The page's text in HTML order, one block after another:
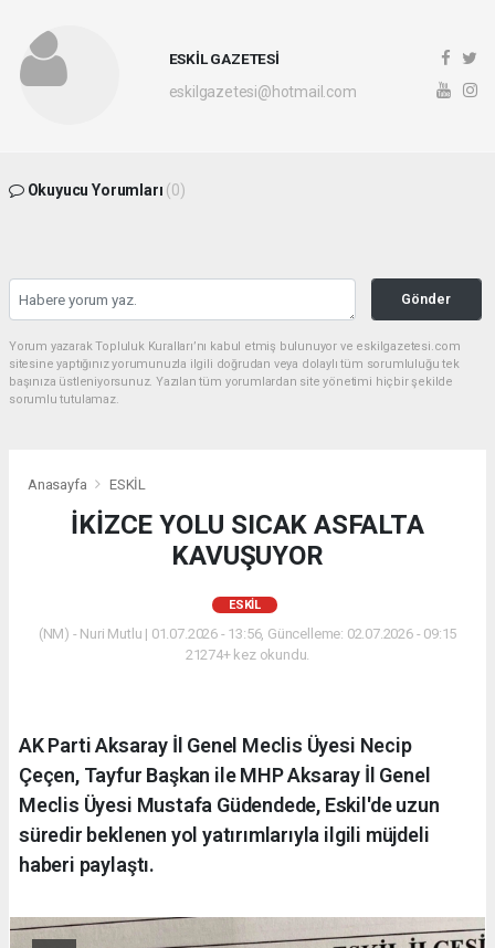
ESKİL GAZETESİ
eskilgazetesi@hotmail.com
Okuyucu Yorumları (0)
Gönder
Yorum yazarak Topluluk Kuralları’nı kabul etmiş bulunuyor ve eskilgazetesi.com
sitesine yaptığınız yorumunuzla ilgili doğrudan veya dolaylı tüm sorumluluğu tek
başınıza üstleniyorsunuz. Yazılan tüm yorumlardan site yönetimi hiçbir şekilde
sorumlu tutulamaz.
Anasayfa ESKİL
İKİZCE YOLU SICAK ASFALTA
KAVUŞUYOR
ESKİL
(NM) - Nuri Mutlu | 01.07.2026 - 13:56, Güncelleme: 02.07.2026 - 09:15
21274+ kez okundu.
AK Parti Aksaray İl Genel Meclis Üyesi Necip
Çeçen, Tayfur Başkan ile MHP Aksaray İl Genel
Meclis Üyesi Mustafa Güdendede, Eskil'de uzun
süredir beklenen yol yatırımlarıyla ilgili müjdeli
haberi paylaştı.